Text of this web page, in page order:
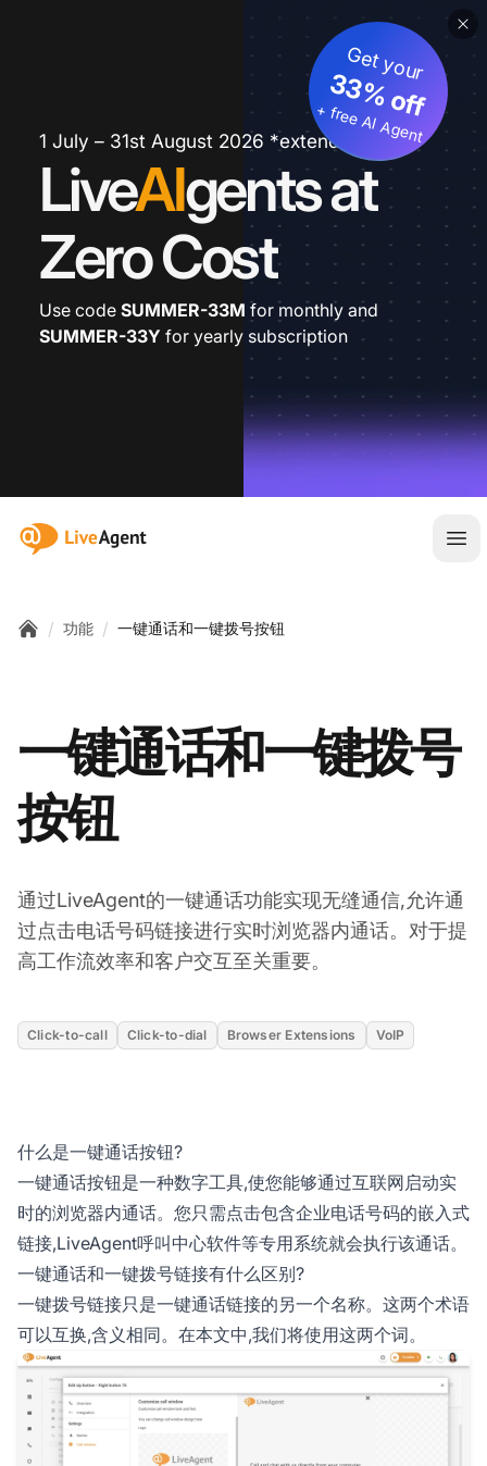
1 July – 31st August 2026 *extended
LiveAIgents at
Zero Cost
Get your
33% off
+ free AI Agent
Use code SUMMER-33M for monthly and
SUMMER-33Y for yearly subscription
:site.title
/ 功能 / 一键通话和一键拨号按钮
一键通话和一键拨号
按钮
通过LiveAgent的一键通话功能实现无缝通信,允许通
过点击电话号码链接进行实时浏览器内通话。对于提
高工作流效率和客户交互至关重要。
Click-to-call Click-to-dial Browser Extensions VoIP
什么是一键通话按钮?
一键通话按钮是一种数字工具,使您能够通过互联网启动实
时的浏览器内通话。您只需点击包含企业电话号码的嵌入式
链接,LiveAgent呼叫中心软件等专用系统就会执行该通话。
一键通话和一键拨号链接有什么区别?
一键拨号链接只是一键通话链接的另一个名称。这两个术语
可以互换,含义相同。在本文中,我们将使用这两个词。